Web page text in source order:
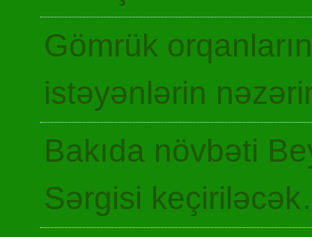
Gömrük
istəyənlərin
Bakıda növbəti
Sərgisi